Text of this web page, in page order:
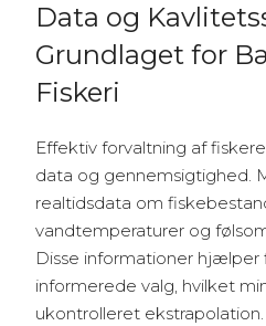
Data og
Grundlaget for
Fiskeri
Effektiv forvaltning af
data og gennemsigtighed.
realtidsdata om
vandtemperaturer og
Disse informationer
informerede valg, hvilket
ukontrolleret ekstrapolation.